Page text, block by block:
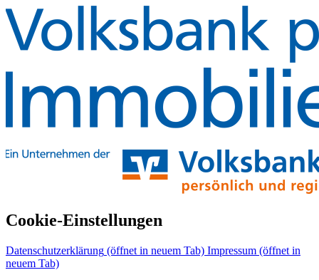
Cookie-Einstellungen
Datenschutzerklärung (öffnet in neuem Tab) Impressum (öffnet in
neuem Tab)